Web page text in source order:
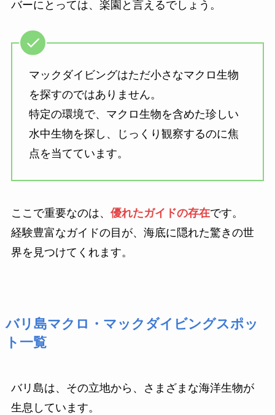
バーにとっては、楽園と言えるでしょう。
マックダイビングはただ小さなマクロ生物
を探すのではありません。
特定の環境で、マクロ生物を含めた珍しい
水中生物を探し、じっくり観察するのに焦
点を当てています。
ここで重要なのは、 優れたガイドの存在です。
経験豊富なガイドの目が、海底に隠れた驚きの世
界を見つけてくれます。
バリ島マクロ・マックダイビングスポッ
ト一覧
バリ島は、 その立地から、さまざまな海洋生物が
生息しています。